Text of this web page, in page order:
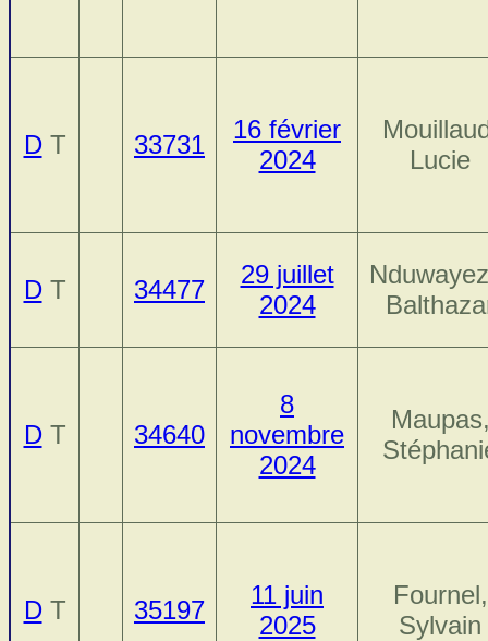
DT 33731
16 février
2024
Lucie
DT 34477
29 juillet
2024
DT 34640
8
novembre
2024
DT 35197
11 juin
2025
Fournel,
Sylvain